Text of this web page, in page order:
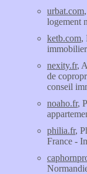
urbat.com
logement
ketb.com,
nexity.fr,
de
conseil
noaho.fr,
philia.fr,
France -